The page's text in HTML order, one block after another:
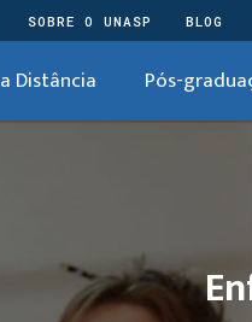
SOBRE O UNASP BLOG
Distância Pós-